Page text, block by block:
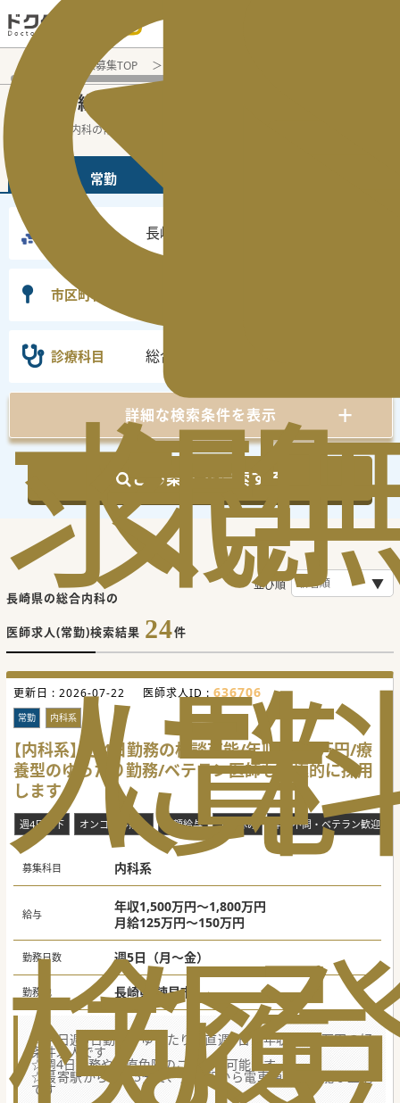
求
人
検
気
に
な
閲
覧
履
医師転職・求人募集TOP
長崎県 の総合内科
長崎県の総合内科の常勤の医師求人の検索
常勤
長崎県
市区町村
診療科目 総合内科
詳細な検索条件を表示
この条件で検索する
長崎県の総合内科の
医師求人(常勤)検索結果 24件
並び順
更新日 : 2026-07-22 医師求人ID : 636706
常勤 内科系
【内科系】週4日勤務の相談可能/年収1,800万円/療
養型のゆったり勤務/ベテラン医師も積極的に採用
します
週4日以下 オンコール無し 高額給与 土日休み 年齢不問・ベテラン歓迎
募集科目 内科系
給与
年収1,500万円～1,800万円
月給125万円～150万円
勤務日数 週5日（月～金）
勤務地 長崎県 諫早市
☆平日週5日勤務＋ゆったり当直週1日で年収1,800万円の好
条件求人です
☆週4日勤務や当直免除のご相談も可能です。
☆最寄駅から徒歩5分で、長崎駅から電車通勤も可能な立地
です